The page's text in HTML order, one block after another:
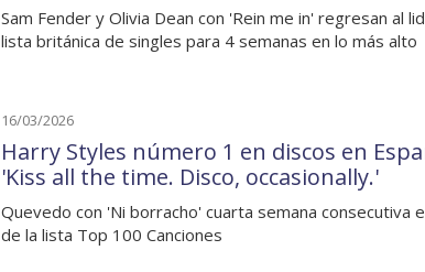
Sam Fender y Olivia Dean con 'Rein me in' regresan al
lista británica de singles para 4 semanas en lo más alto
16/03/2026
Harry Styles número 1 en discos en
'Kiss all the time. Disco, occasionally.'
Quevedo con 'Ni borracho' cuarta semana consecutiva
de la lista Top 100 Canciones